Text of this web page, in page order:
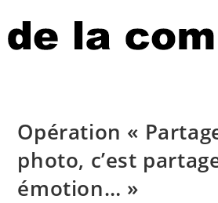
Opération «
photo, c’est
émotion… »